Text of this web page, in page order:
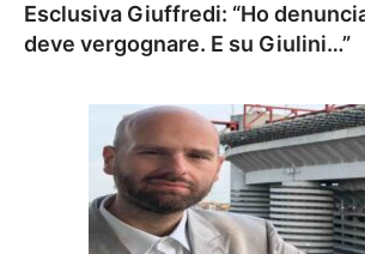
Esclusiva Giuffredi: “Ho
deve vergognare. E su Giulini…”